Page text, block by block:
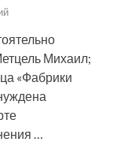
Михаил;
«Фабрики
…